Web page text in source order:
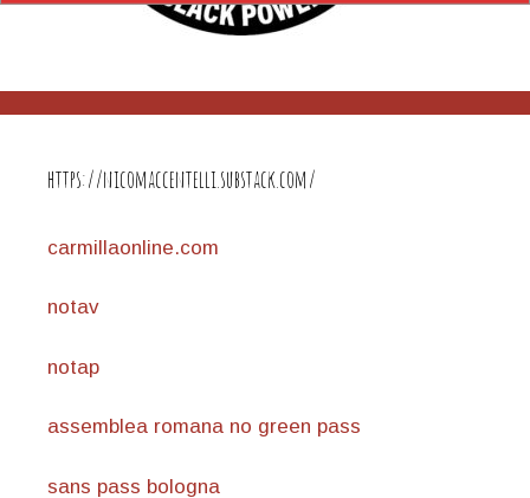
https://nicomaccentelli.substack.com/
carmillaonline.com
notav
notap
assemblea romana no green pass
sans pass bologna